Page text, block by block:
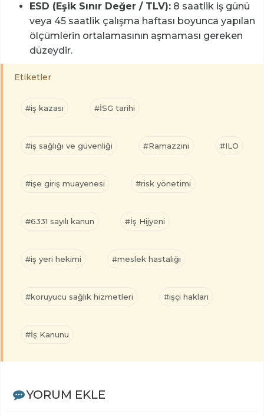
ESD (Eşik Sınır Değer / TLV): 8 saatlik iş günü
veya 45 saatlik çalışma haftası boyunca yapılan
ölçümlerin ortalamasının aşmaması gereken
düzeydir.
Etiketler
#iş kazası #İSG tarihi
#iş sağlığı ve güvenliği #Ramazzini #ILO
#işe giriş muayenesi #risk yönetimi
#6331 sayılı kanun #İş Hijyeni
#iş yeri hekimi #meslek hastalığı
#koruyucu sağlık hizmetleri #işçi hakları
#İş Kanunu
YORUM EKLE